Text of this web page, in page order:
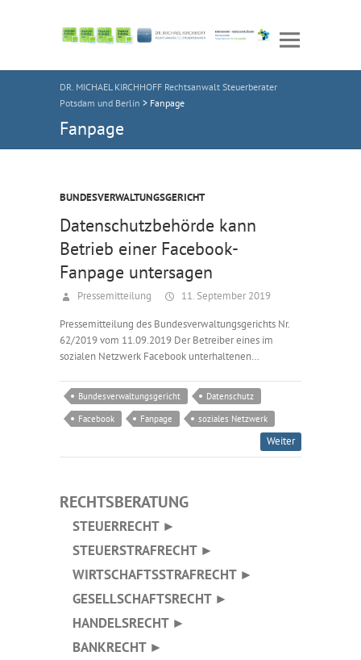
DR. MICHAEL KIRCHHOFF Rechtsanwalt Steuerberater
Potsdam und Berlin > Fanpage
Fanpage
BUNDESVERWALTUNGSGERICHT
Datenschutzbehörde kann
Betrieb einer Facebook-
Fanpage untersagen
Pressemitteilung 11. September 2019
Pressemitteilung des Bundesverwaltungsgerichts Nr.
62/2019 vom 11.09.2019 Der Betreiber eines im
sozialen Netzwerk Facebook unterhaltenen…
Bundesverwaltungsgericht
Datenschutz
Facebook
Fanpage soziales Netzwerk
Weiter
RECHTSBERATUNG
STEUERRECHT ►
STEUERSTRAFRECHT ►
WIRTSCHAFTSSTRAFRECHT ►
GESELLSCHAFTSRECHT ►
HANDELSRECHT ►
BANKRECHT ►